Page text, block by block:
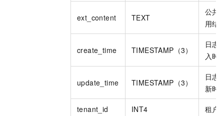
ext_content TEXT
公共
用结
create_time TIMESTAMP（3）
日志
入时
update_time TIMESTAMP（3）
日志
新时
tenant_id INT4 租户